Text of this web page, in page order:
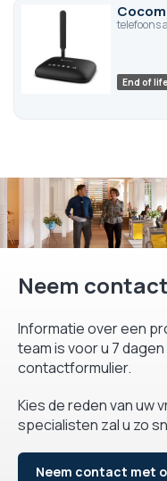
telefoons
End of life
Neem
Informatie over een
team is voor u 7
contactformulier.
Kies de reden van uw
specialisten zal u zo
Neem contact met